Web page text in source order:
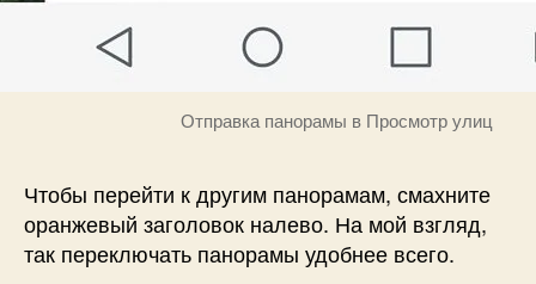
Отправка панорамы в Просмотр улиц
Чтобы перейти к другим панорамам, смахните
оранжевый заголовок налево. На мой взгляд,
так переключать панорамы удобнее всего.